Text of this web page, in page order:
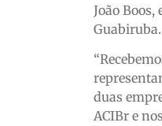
João Boos,
Guabiruba.
duas
ACIBr e nos